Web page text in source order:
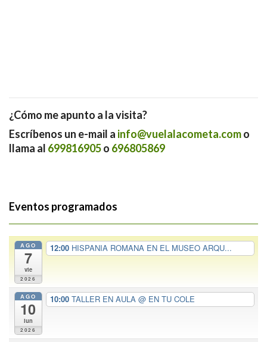
¿Cómo me apunto a la visita?
Escríbenos un e-mail a info@vuelalacometa.como
llama al 699816905o 696805869
Eventos programados
AGO
7
vie
2026
12:00 HISPANIA ROMANA EN EL MUSEO ARQU...
AGO
10
lun
2026
10:00 TALLER EN AULA @ EN TU COLE